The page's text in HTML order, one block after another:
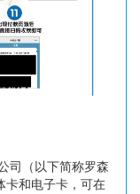
司（以下简称罗森
卡和电子卡，可在